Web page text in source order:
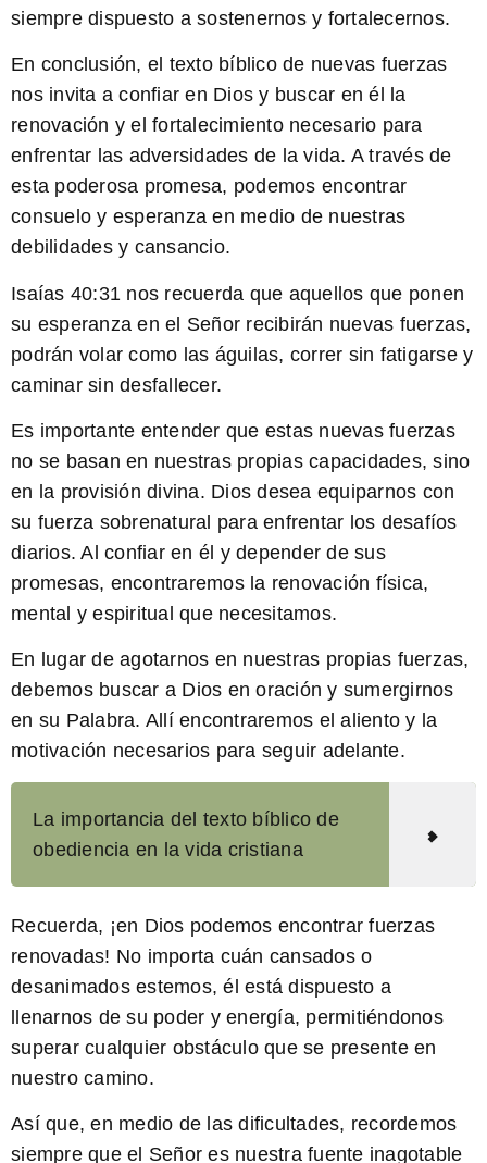
siempre dispuesto a sostenernos y fortalecernos.
En conclusión, el texto bíblico de nuevas fuerzas
nos invita a confiar en Dios y buscar en él la
renovación y el fortalecimiento necesario para
enfrentar las adversidades de la vida. A través de
esta poderosa promesa, podemos encontrar
consuelo y esperanza en medio de nuestras
debilidades y cansancio.
Isaías 40:31 nos recuerda que aquellos que ponen
su esperanza en el Señor recibirán nuevas fuerzas,
podrán volar como las águilas, correr sin fatigarse y
caminar sin desfallecer.
Es importante entender que estas nuevas fuerzas
no se basan en nuestras propias capacidades, sino
en la provisión divina. Dios desea equiparnos con
su fuerza sobrenatural para enfrentar los desafíos
diarios. Al confiar en él y depender de sus
promesas, encontraremos la renovación física,
mental y espiritual que necesitamos.
En lugar de agotarnos en nuestras propias fuerzas,
debemos buscar a Dios en oración y sumergirnos
en su Palabra. Allí encontraremos el aliento y la
motivación necesarios para seguir adelante.
La importancia del texto bíblico de
obediencia en la vida cristiana
Recuerda, ¡en Dios podemos encontrar fuerzas
renovadas! No importa cuán cansados o
desanimados estemos, él está dispuesto a
llenarnos de su poder y energía, permitiéndonos
superar cualquier obstáculo que se presente en
nuestro camino.
Así que, en medio de las dificultades, recordemos
siempre que el Señor es nuestra fuente inagotable